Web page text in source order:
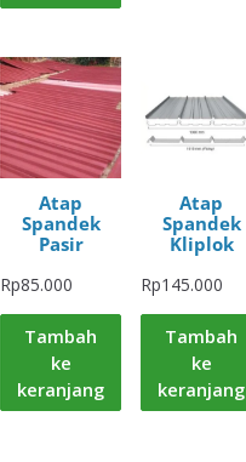
Atap
Spandek
Pasir
Rp85.000
Tambah
ke
keranjang
Atap
Spandek
Kliplok
Rp145.000
Tambah
ke
keranjang